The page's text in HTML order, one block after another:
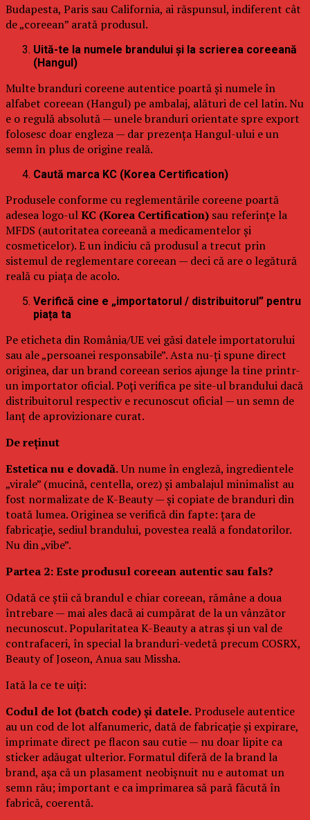
Budapesta, Paris sau California, ai răspunsul, indiferent cât
de „coreean” arată produsul.
Uită-te la numele brandului și la scrierea coreeană
(Hangul)
Multe branduri coreene autentice poartă și numele în
alfabet coreean (Hangul) pe ambalaj, alături de cel latin. Nu
e o regulă absolută — unele branduri orientate spre export
folosesc doar engleza — dar prezența Hangul-ului e un
semn în plus de origine reală.
Caută marca KC (Korea Certification)
Produsele conforme cu reglementările coreene poartă
adesea logo-ulKC (Korea Certification) sau referințe la
MFDS (autoritatea coreeană a medicamentelor și
cosmeticelor). E un indiciu că produsul a trecut prin
sistemul de reglementare coreean — deci că are o legătură
reală cu piața de acolo.
Verifică cine e „importatorul / distribuitorul” pentru
piața ta
Pe eticheta din România/UE vei găsi datele importatorului
sau ale „persoanei responsabile”. Asta nu-ți spune direct
originea, dar un brand coreean serios ajunge la tine printr-
un importator oficial. Poți verifica pe site-ul brandului dacă
distribuitorul respectiv e recunoscut oficial — un semn de
lanț de aprovizionare curat.
De reținut
Estetica nu e dovadă.Un nume în engleză, ingredientele
„virale” (mucină, centella, orez) și ambalajul minimalist au
fost normalizate de K-Beauty — și copiate de branduri din
toată lumea. Originea se verifică din fapte: țara de
fabricație, sediul brandului, povestea reală a fondatorilor.
Nu din „vibe”.
Partea 2: Este produsul coreean autentic sau fals?
Odată ce știi că brandul e chiar coreean, rămâne a doua
întrebare — mai ales dacă ai cumpărat de la un vânzător
necunoscut. Popularitatea K-Beauty a atras și un val de
contrafaceri, în special la branduri-vedetă precum COSRX,
Beauty of Joseon, Anua sau Missha.
Iată la ce te uiți:
Codul de lot (batch code) și datele.Produsele autentice
au un cod de lot alfanumeric, dată de fabricație și expirare,
imprimate direct pe flacon sau cutie — nu doar lipite ca
sticker adăugat ulterior. Formatul diferă de la brand la
brand, așa că un plasament neobișnuit nu e automat un
semn rău; important e ca imprimarea să pară făcută în
fabrică, coerentă.